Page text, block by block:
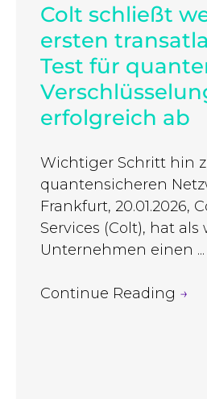
Colt schließt
ersten
Test für
erfolgreich ab
Wichtiger Schritt hin
quantensicheren
Frankfurt, 20.01.2026,
Services (Colt), hat
Unternehmen einen ...
Continue Reading →